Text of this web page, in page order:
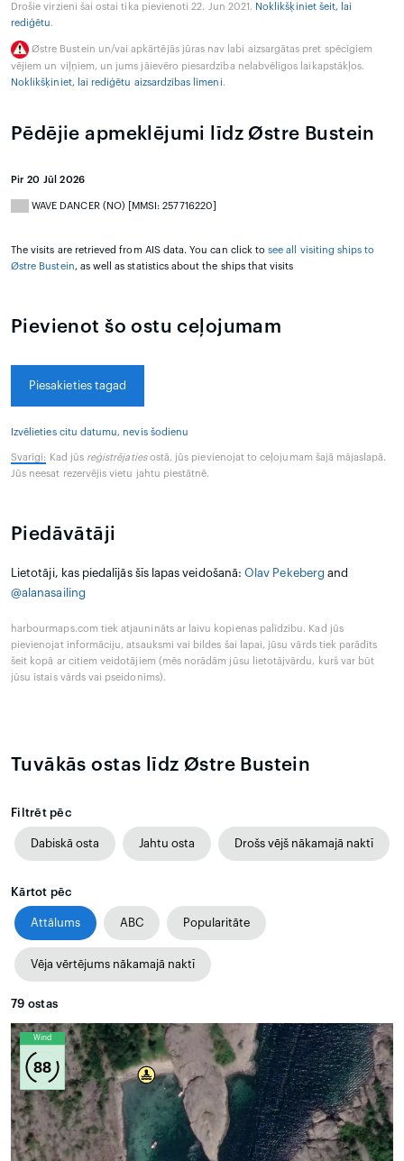
Drošie virzieni šai ostai tika pievienoti 22. Jun 2021. Noklikšķiniet šeit, lai
rediģētu.
Østre Bustein un/vai apkārtējās jūras nav labi aizsargātas pret spēcīgiem
vējiem un viļņiem, un jums jāievēro piesardzība nelabvēlīgos laikapstākļos.
Noklikšķiniet, lai rediģētu aizsardzības līmeni.
Pēdējie apmeklējumi līdz Østre Bustein
Pir 20 Jūl 2026
WAVE DANCER (NO) [MMSI: 257716220]
The visits are retrieved from AIS data. You can click tosee all visiting ships to
Østre Bustein, as well as statistics about the ships that visits
Pievienot šo ostu ceļojumam
Piesakieties tagad
Izvēlieties citu datumu, nevis šodienu
Svarīgi: Kad jūs reģistrējatiesostā, jūs pievienojat to ceļojumam šajā mājaslapā.
Jūs neesat rezervējis vietu jahtu piestātnē.
Piedāvātāji
Lietotāji, kas piedalījās šīs lapas veidošanā:Olav Pekeberg and
@alanasailing
harbourmaps.com tiek atjaunināts ar laivu kopienas palīdzību. Kad jūs
pievienojat informāciju, atsauksmi vai bildes šai lapai, jūsu vārds tiek parādīts
šeit kopā ar citiem veidotājiem (mēs norādām jūsu lietotājvārdu, kurš var būt
jūsu īstais vārds vai pseidonīms).
Tuvākās ostas līdz Østre Bustein
Filtrēt pēc
Dabiskā osta Jahtu osta Drošs vējš nākamajā naktī
Kārtot pēc
Attālums ABC Popularitāte
Vēja vērtējums nākamajā naktī
79 ostas
Wind
88